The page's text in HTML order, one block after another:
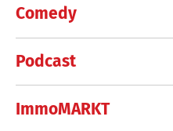
Comedy
Podcast
ImmoMARKT